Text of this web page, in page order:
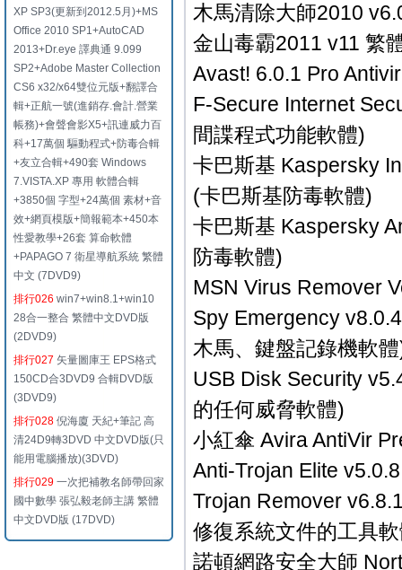
XP SP3(更新到2012.5月)+MS
Office 2010 SP1+AutoCAD
2013+Dr.eye 譯典通 9.099
SP2+Adobe Master Collection
CS6 x32/x64雙位元版+翻譯合
輯+正航一號(進銷存.會計.營業
帳務)+會聲會影X5+訊連威力百
科+17萬個 驅動程式+防毒合輯
+友立合輯+490套 Windows
7.VISTA.XP 專用 軟體合輯
+3850個 字型+24萬個 素材+音
效+網頁模版+簡報範本+450本
性愛教學+26套 算命軟體
+PAPAGO 7 衛星導航系統 繁體
中文 (7DVD9)
排行026 win7+win8.1+win10
28合一整合 繁體中文DVD版
(2DVD9)
排行027 矢量圖庫王 EPS格式
150CD合3DVD9 合輯DVD版
(3DVD9)
排行028 倪海廈 天紀+筆記 高
清24D9轉3DVD 中文DVD版(只
能用電腦播放)(3DVD)
排行029 一次把補教名師帶回家
國中數學 張弘毅老師主講 繁體
中文DVD版 (17DVD)
木馬清除大師2010
金山毒霸2011 v11 繁
Avast! 6.0.1 Pro
F-Secure Internet
間諜程式功能軟體)
卡巴斯基 Kaspersky
(卡巴斯基防毒軟體)
卡巴斯基 Kaspersky
防毒軟體)
MSN Virus Remover
Spy Emergency
木馬、鍵盤記錄機軟
USB Disk Security
的任何威脅軟體)
小紅傘 Avira AntiVir
Anti-Trojan Elite
Trojan Remover
修復系統文件的工具
諾頓網路安全大師